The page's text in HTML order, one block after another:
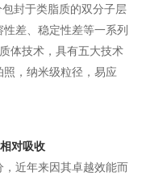
封于类脂质的双分子层
差、稳定性差等一系列
体技术，具有五大技术
，纳米级粒径，易应
对吸收
近年来因其卓越效能而